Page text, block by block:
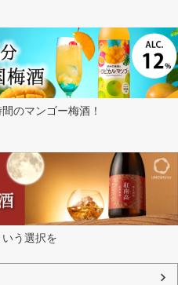
のマンゴー梅酒！
う選択を